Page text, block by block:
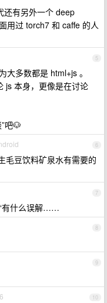
还有另外一个 deep
用过 torch7 和 caffe 的人
5
大多数都是 html+js 。
js 本身，更像是在讨论
吧🐶
6
毛豆饮料矿泉水有需要的
7
有什么误解……
8
9
10
6